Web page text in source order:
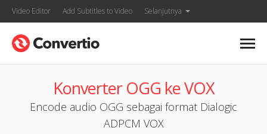
Video Editor Add Subtitles to Video Selanjutnya
Konverter OGG ke VOX
Encode audio OGG sebagai format Dialogic
ADPCM VOX